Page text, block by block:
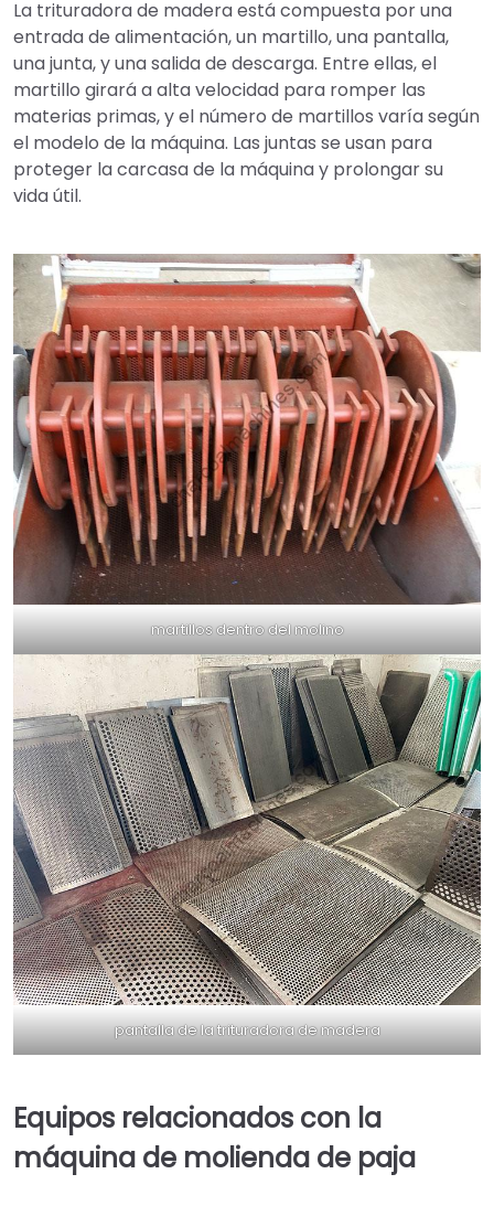
La trituradora de madera está compuesta por una
entrada de alimentación, un martillo, una pantalla,
una junta, y una salida de descarga. Entre ellas, el
martillo girará a alta velocidad para romper las
materias primas, y el número de martillos varía según
el modelo de la máquina. Las juntas se usan para
proteger la carcasa de la máquina y prolongar su
vida útil.
martillos dentro del molino
pantalla de la trituradora de madera
Equipos relacionados con la
máquina de molienda de paja